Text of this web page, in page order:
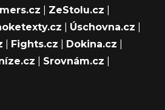
ZeStolu.cz
Úschovna.cz
Fights.cz Dokina.cz
Srovnám.cz